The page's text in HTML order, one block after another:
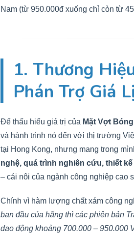
Nam (từ 950.000đ xuống chỉ còn từ
1. Thương
Phán Trợ Giá
Để thấu hiểu giá trị của Mặt Vợt
và hành trình nó đến với thị trường
tại Hong Kong, nhưng mang trong
nghệ, quá trình nghiên cứu, thiết
– cái nôi của ngành công nghiệp cao
Chính vì hàm lượng chất xám công
ban đầu của hãng thì các phiên bản
dao động khoảng 700.000 – 950.000